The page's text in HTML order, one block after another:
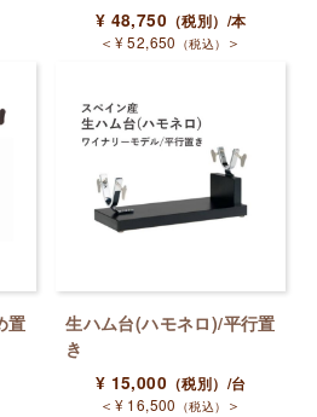
¥ 48,750 （税別） /本
＜ ¥52,650 （税込） ＞
置
生ハム台(ハモネロ)/平行置
き
¥ 15,000 （税別） /台
＜ ¥ 16,500 （税込） ＞